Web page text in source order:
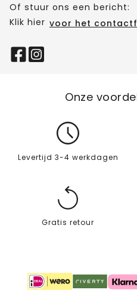
Of stuur ons een bericht:
Klik hier voor het
Onze
Levertijd 3-4 werkdagen
Gratis retour